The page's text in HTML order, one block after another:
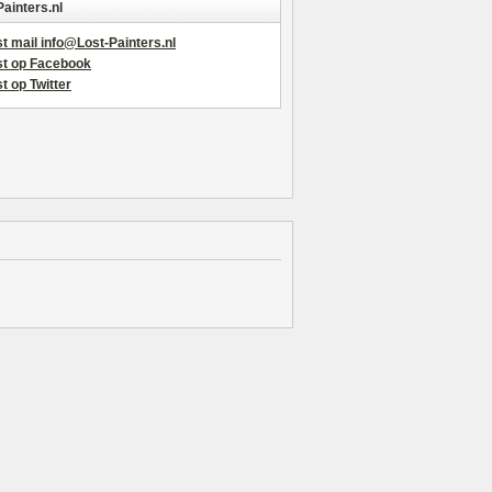
mail info@Lost-Painters.nl
op Facebook
op Twitter